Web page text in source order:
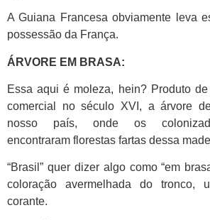
A Guiana Francesa obviamente leva
possessão da França.
ÁRVORE EM BRASA:
Essa aqui é moleza, hein? Produto
comercial no século XVI, a árvore
nosso país, onde os
encontraram florestas fartas dessa
“Brasil” quer dizer algo como “em
coloração avermelhada do tronco,
corante.